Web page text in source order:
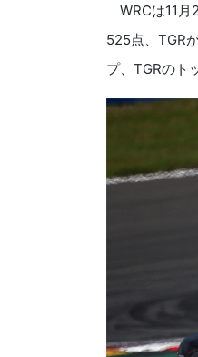
WRCは11月
525点、TGR
プ、TGRのト